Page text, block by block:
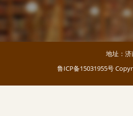
地址：
鲁ICP备15031955号